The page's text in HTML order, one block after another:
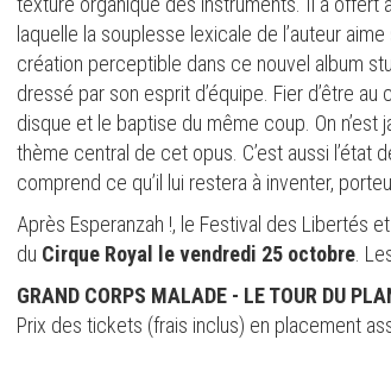
laquelle la souplesse lexicale de l’auteur
création perceptible dans ce nouvel album
dressé par son esprit d’équipe. Fier d’être
disque et le baptise du même coup. On n’est
thème central de cet opus. C’est aussi l’état
comprend ce qu’il lui restera à inventer,
Après Esperanzah !, le Festival des Libertés
du Cirque Royal le vendredi 25 octobre .
GRAND CORPS MALADE - LE TOUR DU
Prix des tickets (frais inclus) en placement